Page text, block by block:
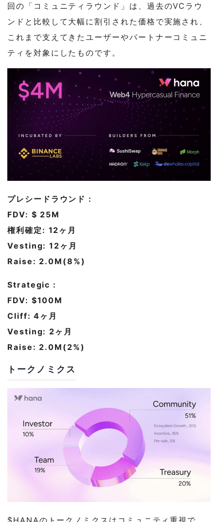
回の「コミュニティラウンド」は、過去のVCラウ
ンドと比較して大幅に割引された価格で実施され、
これまで支えてきたユーザーやパートナーコミュニ
ティを対象にしたものです。
プレシードラウンド :
FDV: $ 25M
権利確定: 12ヶ月
Vesting: 12ヶ月
Raise: 2.0M(8%)
Strategic :
FDV: $100M
Cliff: 4ヶ月
Vesting: 2ヶ月
Raise: 2.0M(2%)
トークノミクス